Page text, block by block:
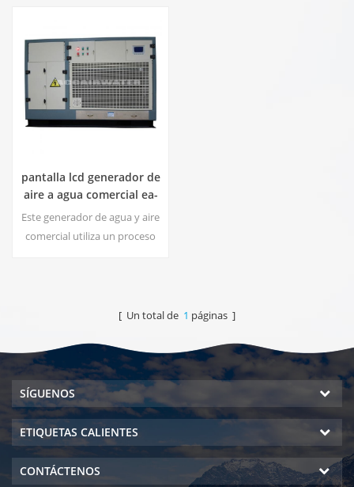
pantalla lcd generador de
aire a agua comercial ea-
500
Este generador de agua y aire
comercial utiliza un proceso
seguridad, sin desperdicio!
[ Un total de 1 páginas ]
SÍGUENOS
ETIQUETAS CALIENTES
CONTÁCTENOS